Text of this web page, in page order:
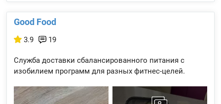
Good Food
3.9 19
Служба доставки сбалансированного питания с
изобилием программ для разных фитнес-целей.